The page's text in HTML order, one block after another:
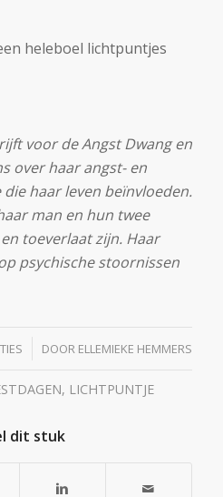
heleboel lichtpuntjes
voor de Angst Dwang en
over haar angst- en
haar leven beïnvloeden.
man en hun twee
toeverlaat zijn. Haar
psychische stoornissen
DOOR ELLEMIEKE HEMMERS
, LICHTPUNTJE
dit stuk